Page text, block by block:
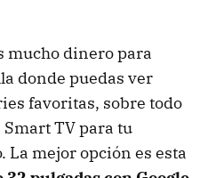
mucho dinero para
donde puedas ver
favoritas, sobre todo
TV para tu
mejor opción es esta